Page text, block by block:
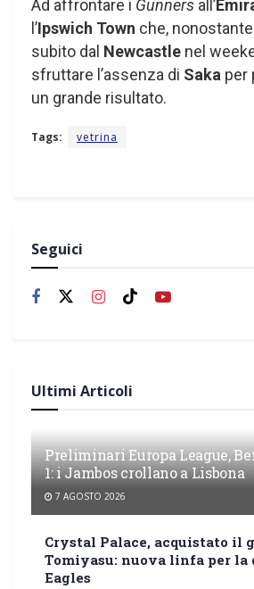
Ad affrontare i Gunners all’
l’Ipswich Town che,
subito dal Newcastle nel
sfruttare l’assenza di Saka per
un grande risultato.
Tags: vetrina
Seguici
Ultimi Articoli
Preliminari Europa League,
1: i Jambos crollano a Lisbona
7 AGOSTO 2026
Crystal Palace, acquistato il
Tomiyasu: nuova linfa per la
Eagles